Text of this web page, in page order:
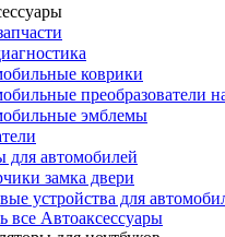
коврики
преобразователи
эмблемы
для автомобилей
замка двери
устройства для
все Автоаксессуары